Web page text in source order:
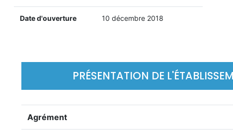
Date d'ouverture 10 décembre 2018
PRÉSENTATION DE
Agrément